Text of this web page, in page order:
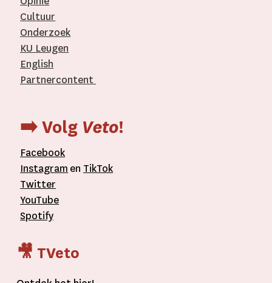
Cultuur
Onderzoek
KU Leugen
English
Partnercontent
➡️ Volg Veto!
Facebook
Instagram en TikTok
Twitter
YouTube
Spotify
🎥 TVeto